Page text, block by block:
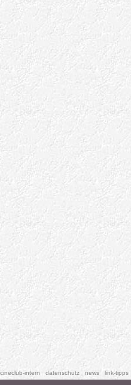
cineclub-intern datenschutz news link-tipps